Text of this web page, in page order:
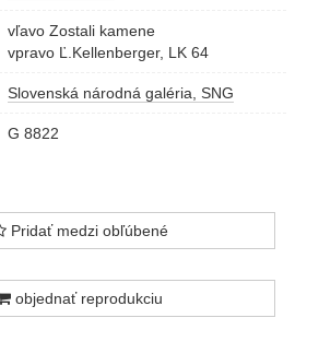
vľavo Zostali kamene
vpravo Ľ.Kellenberger, LK 64
Slovenská národná galéria, SNG
G 8822
Pridať medzi obľúbené
objednať reprodukciu